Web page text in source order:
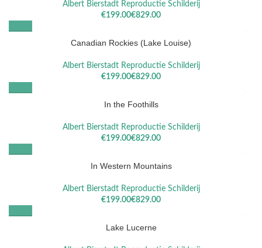
Albert Bierstadt Reproductie Schilderij
€
€
Canadian Rockies (Lake Louise)
Albert Bierstadt Reproductie Schilderij
€
€
In the Foothills
Albert Bierstadt Reproductie Schilderij
€
€
In Western Mountains
Albert Bierstadt Reproductie Schilderij
€
€
Lake Lucerne